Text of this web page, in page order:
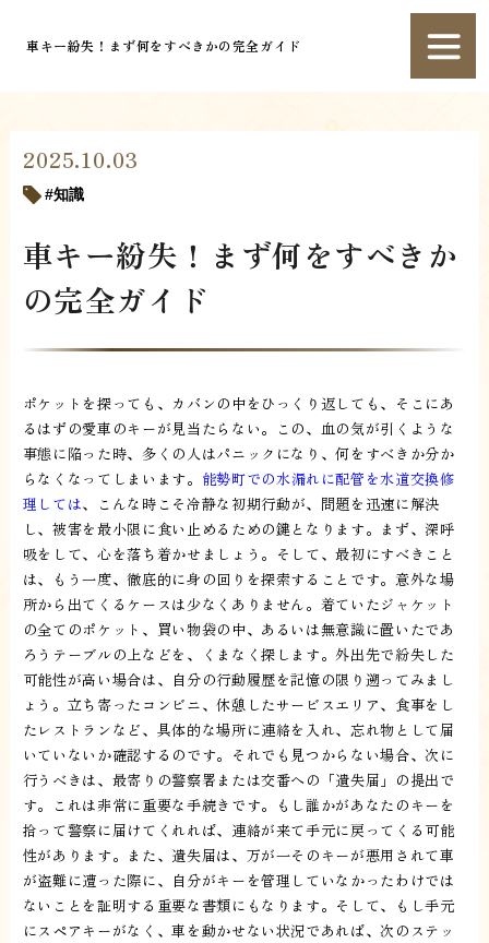
車キー紛失！まず何をすべきかの完全ガイド
2025.10.03
知識
車キー紛失！まず何をすべきか
の完全ガイド
ポケットを探っても、カバンの中をひっくり返しても、そこにあ
るはずの愛車のキーが見当たらない。この、血の気が引くような
事態に陥った時、多くの人はパニックになり、何をすべきか分か
らなくなってしまいます。 能勢町での水漏れに配管を水道交換修
理しては、こんな時こそ冷静な初期行動が、問題を迅速に解決
し、被害を最小限に食い止めるための鍵となります。まず、深呼
吸をして、心を落ち着かせましょう。そして、最初にすべきこと
は、もう一度、徹底的に身の回りを探索することです。意外な場
所から出てくるケースは少なくありません。着ていたジャケット
の全てのポケット、買い物袋の中、あるいは無意識に置いたであ
ろうテーブルの上などを、くまなく探します。外出先で紛失した
可能性が高い場合は、自分の行動履歴を記憶の限り遡ってみまし
ょう。立ち寄ったコンビニ、休憩したサービスエリア、食事をし
たレストランなど、具体的な場所に連絡を入れ、忘れ物として届
いていないか確認するのです。それでも見つからない場合、次に
行うべきは、最寄りの警察署または交番への「遺失届」の提出で
す。これは非常に重要な手続きです。もし誰かがあなたのキーを
拾って警察に届けてくれれば、連絡が来て手元に戻ってくる可能
性があります。また、遺失届は、万が一そのキーが悪用されて車
が盗難に遭った際に、自分がキーを管理していなかったわけでは
ないことを証明する重要な書類にもなります。そして、もし手元
にスペアキーがなく、車を動かせない状況であれば、次のステッ